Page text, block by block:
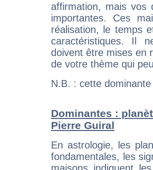
affirmation, mais
importantes. Ces
réalisation, le temps
caractéristiques. Il
doivent être mises en
de votre thème qui
N.B. : cette
Dominantes :
Pierre Guiral
En astrologie, les
fondamentales, les